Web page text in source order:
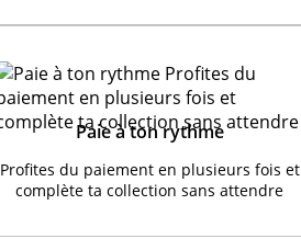
Paie à ton rythme
Profites du paiement en plusieurs fois et
complète ta collection sans attendre